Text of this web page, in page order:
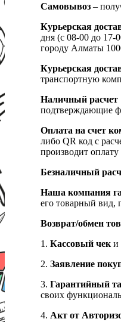
Самовывоз –
Курьерская
дня (с 08-00 до
городу Алматы
Курьерская
транспортную
Наличный расчет
подтверждающие
Оплата на счет
либо QR код с
производит
Безналичный
Наша компания
его товарный вид,
Возврат/обмен
1. Кассовый чек и
2. Заявление
3. Гарантийный
своих
4. Акт от